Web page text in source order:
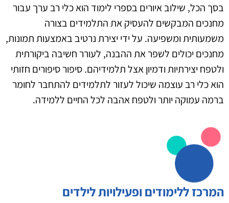
בסך הכל, שילוב איורים בספרי לימוד הוא כלי רב ערך עבור
מחנכים המבקשים להעסיק את התלמידים בצורה
משמעותית ומשפיעה. על ידי יצירת נרטיב באמצעות תמונות,
מחנכים יכולים לשפר את ההבנה, לעורר חשיבה ביקורתית
ולטפח יצירתיות ודמיון אצל תלמידיהם. סיפור סיפורים חזותי
הוא כלי רב עוצמה שיכול לעזור לתלמידים להתחבר לחומר
ברמה עמוקה יותר ולטפח אהבה לכל החיים ללמידה.
המרכז ללימודים ופעילויות לילדים